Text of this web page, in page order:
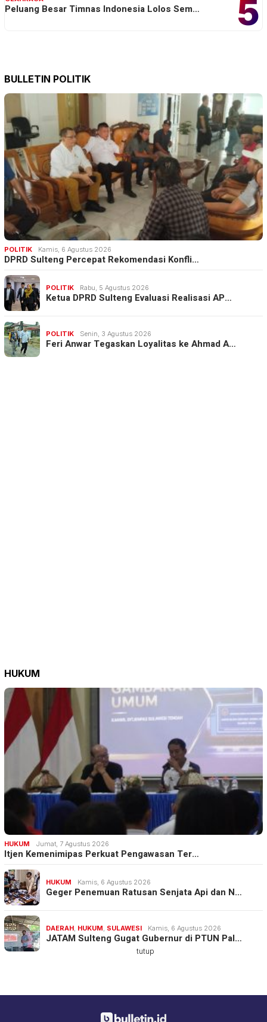
5
Peluang Besar Timnas Indonesia Lolos Sem…
BULLETIN POLITIK
POLITIK Kamis, 6 Agustus 2026
DPRD Sulteng Percepat Rekomendasi Konfli…
POLITIK Rabu, 5 Agustus 2026
Ketua DPRD Sulteng Evaluasi Realisasi AP…
POLITIK Senin, 3 Agustus 2026
Feri Anwar Tegaskan Loyalitas ke Ahmad A…
HUKUM
HUKUM Jumat, 7 Agustus 2026
Itjen Kemenimipas Perkuat Pengawasan Ter…
HUKUM Kamis, 6 Agustus 2026
Geger Penemuan Ratusan Senjata Api dan N…
DAERAH, HUKUM, SULAWESI Kamis, 6 Agustus 2026
JATAM Sulteng Gugat Gubernur di PTUN Pal…
tutup